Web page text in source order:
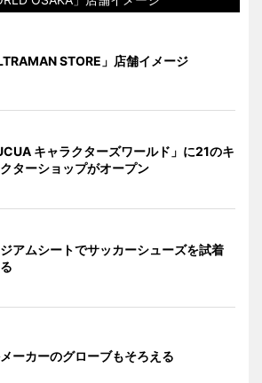
STORE」店舗イメージ
キャラクターズワールド」に21のキ
ターショップがオープン
アムシートでサッカーシューズを試着
ーカーのグローブもそろえる